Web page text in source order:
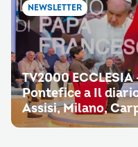
NEWSLETTER
TV2000
Pontefice a Il
Assisi, Milano,